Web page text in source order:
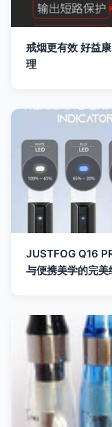
戒烟更有效 好益
理
JUSTFOG Q16
与便携美学的完美